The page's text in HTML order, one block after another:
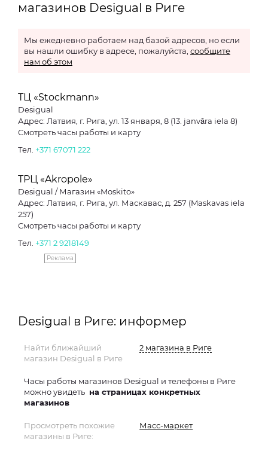
магазинов Desigual в Риге
Мы ежедневно работаем над базой адресов, но если
вы нашли ошибку в адресе, пожалуйста, сообщите
нам об этом
ТЦ «Stockmann»
Desigual
Адрес: Латвия, г. Рига, ул. 13 января, 8 (13. janvāra iela 8)
Смотреть часы работы и карту
Тел. +371 67071 222
ТРЦ «Akropole»
Desigual / Магазин «Moskito»
Адрес: Латвия, г. Рига, ул. Маскавас, д. 257 (Maskavas iela
257)
Смотреть часы работы и карту
Тел. +371 2 9218149
Реклама
Desigual в Риге: информер
Найти ближайший
магазин Desigual в Риге
2 магазина в Риге
Часы работы магазинов Desigual и телефоны в Риге
можно увидеть на страницах конкретных
магазинов
Просмотреть похожие
магазины в Риге:
Масс-маркет